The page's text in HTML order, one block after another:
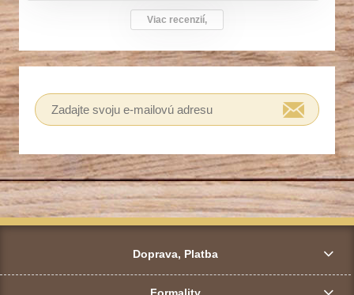
Viac recenzií,
Doprava, Platba